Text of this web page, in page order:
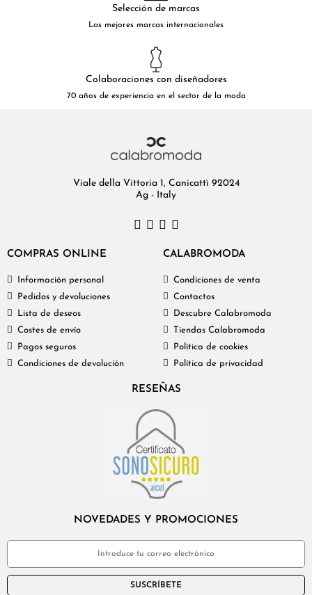
Selección de marcas
Las mejores marcas internacionales
Colaboraciones con diseñadores
70 años de experiencia en el sector de la moda
Viale della Vittoria 1, Canicattì 92024
Ag - Italy
COMPRAS ONLINE
Información personal
Pedidos y devoluciones
Lista de deseos
Costes de envío
Pagos seguros
Condiciones de devolución
CALABROMODA
Condiciones de venta
Contactos
Descubre Calabromoda
Tiendas Calabromoda
Política de cookies
Política de privacidad
RESEÑAS
NOVEDADES Y PROMOCIONES
SUSCRÍBETE